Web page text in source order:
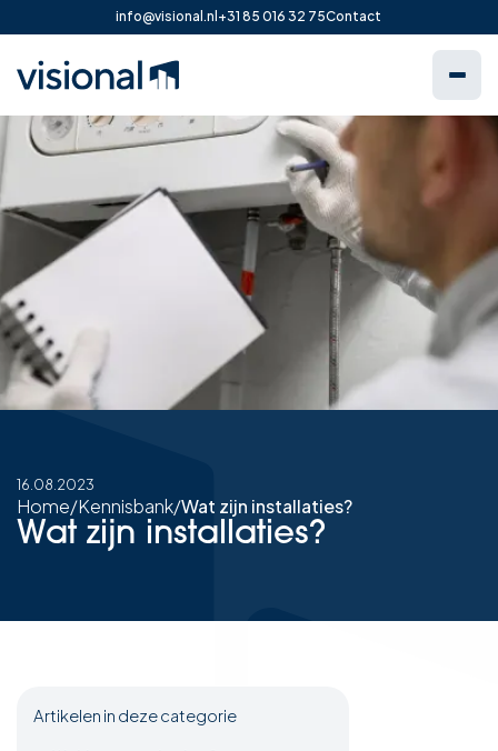
info@visional.nl +31 85 016 32 75Contact
16.08.2023
Home/Kennisbank/Wat zijn installaties?
Wat zijn installaties?
Artikelen in deze categorie